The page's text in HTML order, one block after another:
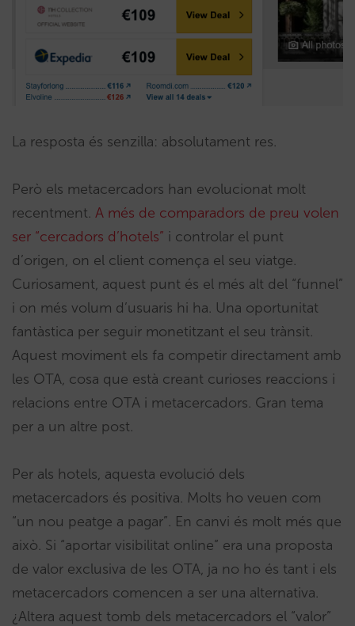
La resposta és senzilla: absolutament res.
Però els metacercadors han evolucionat molt
recentment. A més de comparadors de preu volen
ser “cercadors d’hotels” i controlar el punt
d’origen, on el client comença el seu viatge.
Curiosament, aquest punt és el més alt del “funnel”
i on més volum d’usuaris hi ha. Una oportunitat
fantàstica per seguir monetitzant el seu trànsit.
Aquest moviment els fa competir directament amb
les OTA, cosa que està creant curioses reaccions i
relacions entre OTA i metacercadors. Gran tema
per a un altre post.
Per als hotels, aquesta evolució dels
metacercadors és positiva. Molts ho veuen com
“un nou peatge a pagar”. En canvi és molt més que
això. Si “aportar visibilitat online” era una proposta
de valor exclusiva de les OTA, ja no ho és tant i els
metacercadors comencen a ser una alternativa.
¿Altera aquest tomb dels metacercadors el “valor”